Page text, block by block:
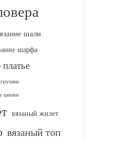
шали
шарфа
шапки
вязаный жилет
вязаный топ